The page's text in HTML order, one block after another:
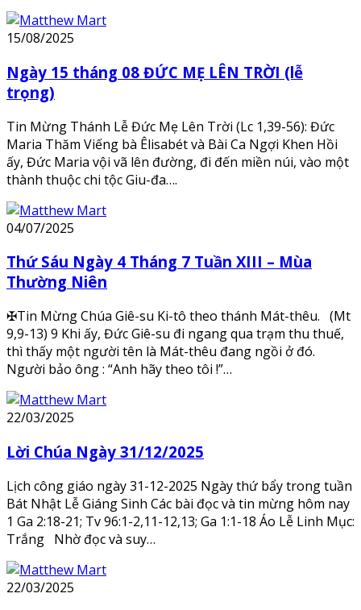
15/08/2025
Ngày 15 tháng 08 ĐỨC MẸ LÊN TRỜI (lễ
trọng)
Tin Mừng Thánh Lễ Đức Mẹ Lên Trời (Lc 1,39-56): Đức
Maria Thăm Viếng bà Êlisabét và Bài Ca Ngợi Khen Hồi
ấy, Đức Maria vội vã lên đường, đi đến miền núi, vào một
thành thuộc chi tộc Giu-đa….
04/07/2025
Thứ Sáu Ngày 4 Tháng 7 Tuần XIII – Mùa
Thường Niên
✠Tin Mừng Chúa Giê-su Ki-tô theo thánh Mát-thêu. (Mt
9,9-13) 9 Khi ấy, Đức Giê-su đi ngang qua trạm thu thuế,
thì thấy một người tên là Mát-thêu đang ngồi ở đó.
Người bảo ông : “Anh hãy theo tôi !”…
22/03/2025
Lời Chúa Ngày 31/12/2025
Lịch công giáo ngày 31-12-2025 Ngày thứ bẩy trong tuần
Bát Nhật Lễ Giáng Sinh Các bài đọc và tin mừng hôm nay
1 Ga 2:18-21; Tv 96:1-2,11-12,13; Ga 1:1-18 Áo Lễ Linh Mục:
Trắng Nhờ đọc và suy…
22/03/2025